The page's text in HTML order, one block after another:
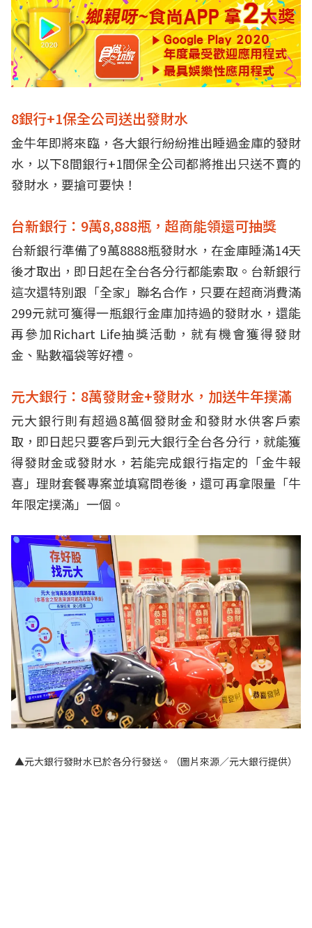
8銀行+1保全公司送出發財水
金牛年即將來臨，各大銀行紛紛推出睡過金庫的發財
水，以下8間銀行+1間保全公司都將推出只送不賣的
發財水，要搶可要快！
台新銀行：9萬8,888瓶，超商能領還可抽獎
台新銀行準備了9萬8888瓶發財水，在金庫睡滿14天
後才取出，即日起在全台各分行都能索取。台新銀行
這次還特別跟「全家」聯名合作，只要在超商消費滿
299元就可獲得一瓶銀行金庫加持過的發財水，還能
再參加Richart Life抽獎活動，就有機會獲得發財
金、點數福袋等好禮。
元大銀行：8萬發財金+發財水，加送牛年撲滿
元大銀行則有超過8萬個發財金和發財水供客戶索
取，即日起只要客戶到元大銀行全台各分行，就能獲
得發財金或發財水，若能完成銀行指定的「金牛報
喜」理財套餐專案並填寫問卷後，還可再拿限量「牛
年限定撲滿」一個。
▲元大銀行發財水已於各分行發送。（圖片來源／元大銀行提供）